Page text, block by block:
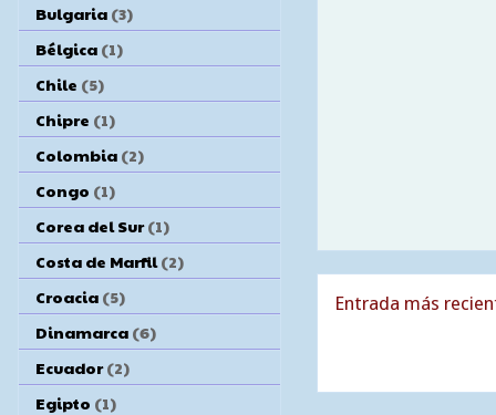
Entrada más
Bulgaria (3)
Bélgica (1)
Chile (5)
Chipre (1)
Colombia (2)
Congo (1)
Corea del Sur (1)
Costa de Marfil (2)
Croacia (5)
Dinamarca (6)
Ecuador (2)
Egipto (1)